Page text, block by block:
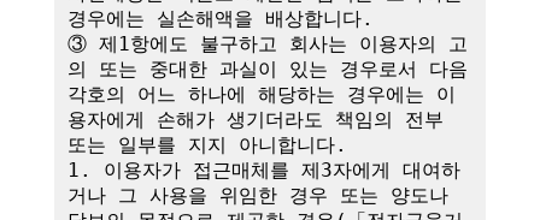
경우에는 실손해액을 배상합니다.
③ 제1항에도 불구하고 회사는 이용자의 고
의 또는 중대한 과실이 있는 경우로서 다음
각호의 어느 하나에 해당하는 경우에는 이
용자에게 손해가 생기더라도 책임의 전부
또는 일부를 지지 아니합니다.
1. 이용자가 접근매체를 제3자에게 대여하
거나 그 사용을 위임한 경우 또는 양도나